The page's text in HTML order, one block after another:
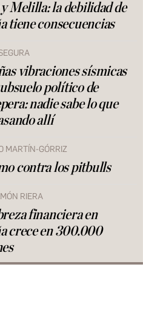
Melilla: la debilidad de
tiene consecuencias
vibraciones sísmicas
político de
nadie sabe lo que
allí
MARTÍN-GÓRRIZ
contra los pitbulls
RIERA
financiera en
crece en 300.000